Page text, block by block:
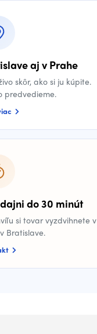
aj v Prahe
skôr, ako si ju kúpite.
predvedieme.
do 30 minút
si tovar vyzdvihnete v
Bratislave.